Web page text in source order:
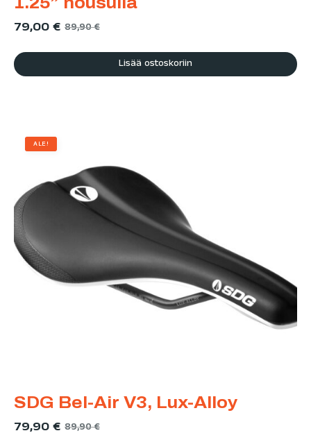
79,00€ 89,90€
Lisää ostoskoriin
ALE!
SDG Bel-Air V3, Lux-Alloy
79,90€ 89,90€